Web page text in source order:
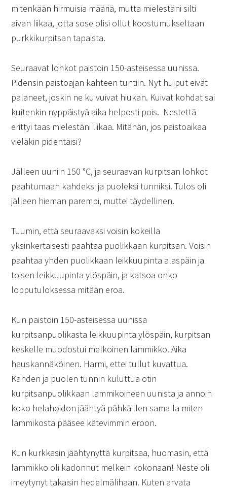
mitenkään hirmuisia määriä, mutta mielestäni silti
aivan liikaa, jotta sose olisi ollut koostumukseltaan
purkkikurpitsan tapaista.
Seuraavat lohkot paistoin 150-asteisessa uunissa.
Pidensin paistoajan kahteen tuntiin. Nyt huiput eivät
palaneet, joskin ne kuivuivat hiukan. Kuivat kohdat sai
kuitenkin nyppäistyä aika helposti pois. Nestettä
erittyi taas mielestäni liikaa. Mitähän, jos paistoaikaa
vieläkin pidentäisi?
Jälleen uuniin 150 °C, ja seuraavan kurpitsan lohkot
paahtumaan kahdeksi ja puoleksi tunniksi. Tulos oli
jälleen hieman parempi, muttei täydellinen.
Tuumin, että seuraavaksi voisin kokeilla
yksinkertaisesti paahtaa puolikkaan kurpitsan. Voisin
paahtaa yhden puolikkaan leikkuupinta alaspäin ja
toisen leikkuupinta ylöspäin, ja katsoa onko
lopputuloksessa mitään eroa.
Kun paistoin 150-asteisessa uunissa
kurpitsanpuolikasta leikkuupinta ylöspäin, kurpitsan
keskelle muodostui melkoinen lammikko. Aika
hauskannäköinen. Harmi, ettei tullut kuvattua.
Kahden ja puolen tunnin kuluttua otin
kurpitsanpuolikkaan lammikoineen uunista ja annoin
koko helahoidon jäähtyä pähkäillen samalla miten
lammikosta pääsee kätevimmin eroon.
Kun kurkkasin jäähtynyttä kurpitsaa, huomasin, että
lammikko oli kadonnut melkein kokonaan! Neste oli
imeytynyt takaisin hedelmälihaan. Kuten arvata